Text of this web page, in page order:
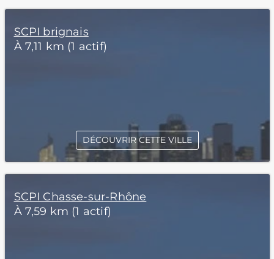
SCPI brignais
À 7,11 km (1 actif)
DÉCOUVRIR CETTE VILLE
SCPI Chasse-sur-Rhône
À 7,59 km (1 actif)